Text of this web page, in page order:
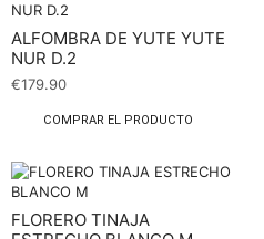
ALFOMBRA DE YUTE YUTE
NUR D.2
€179.90
COMPRAR EL PRODUCTO
FLORERO TINAJA